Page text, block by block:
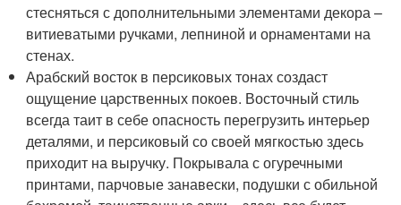
стесняться с дополнительными элементами декора –
витиеватыми ручками, лепниной и орнаментами на
стенах.
Арабский восток в персиковых тонах создаст
ощущение царственных покоев. Восточный стиль
всегда таит в себе опасность перегрузить интерьер
деталями, и персиковый со своей мягкостью здесь
приходит на выручку. Покрывала с огуречными
принтами, парчовые занавески, подушки с обильной